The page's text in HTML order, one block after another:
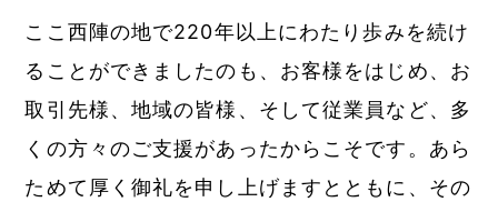
ここ西陣の地で220年以上にわたり歩みを続け
ることができましたのも、お客様をはじめ、お
取引先様、地域の皆様、そして従業員など、多
くの方々のご支援があったからこそです。あら
ためて厚く御礼を申し上げますとともに、その